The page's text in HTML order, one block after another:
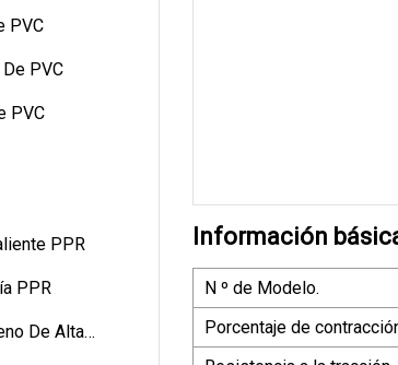
PVC
PVC
PVC
PPR
PPR
De Alta
Información
N º de Modelo.
Porcentaje de